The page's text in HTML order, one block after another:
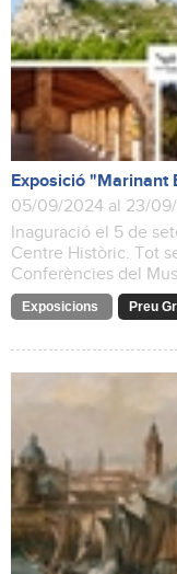
Exposició "Marinant
05/09/2024 al 23/
Inaguració el 5 de
Centre Històric. Tot
Conferències del
Exposicions Preu